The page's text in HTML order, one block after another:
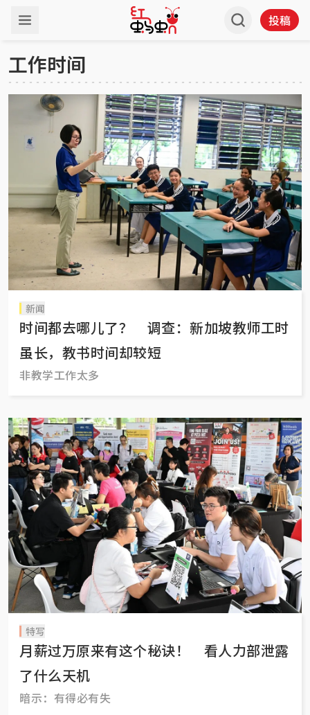
投稿
工作时间
新闻
时间都去哪儿了？ 调查：新加坡教师工时
虽长，教书时间却较短
非教学工作太多
特写
月薪过万原来有这个秘诀！ 看人力部泄露
了什么天机
暗示：有得必有失